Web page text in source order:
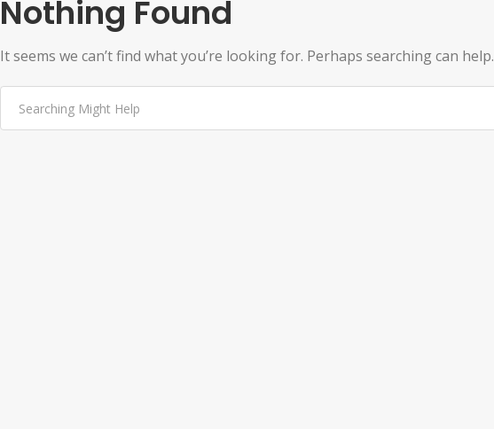
Nothing Found
It seems we can’t find what you’re looking for. Perhaps searching can help.